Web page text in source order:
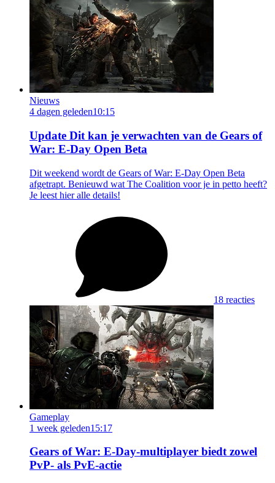
Nieuws
4 dagen geleden10:15
Update Dit kan je verwachten van de Gears of
War: E-Day Open Beta
Dit weekend wordt de Gears of War: E-Day Open Beta
afgetrapt. Benieuwd wat The Coalition voor je in petto heeft?
Je leest hier alle details!
18 reacties
Gameplay
1 week geleden15:17
Gears of War: E-Day-multiplayer biedt zowel
PvP- als PvE-actie